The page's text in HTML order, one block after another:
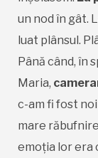
un nod în gât.
luat plânsul.
Până când, în
Maria,
c-am fi fost
mare
emoția lor era